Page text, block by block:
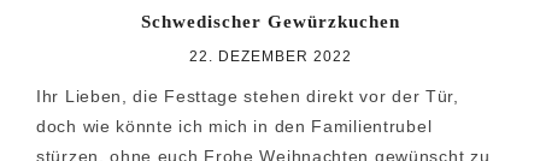
Schwedischer Gewürzkuchen
22. DEZEMBER 2022
Ihr Lieben, die Festtage stehen direkt vor der Tür,
doch wie könnte ich mich in den Familientrubel
stürzen, ohne euch Frohe Weihnachten gewünscht zu